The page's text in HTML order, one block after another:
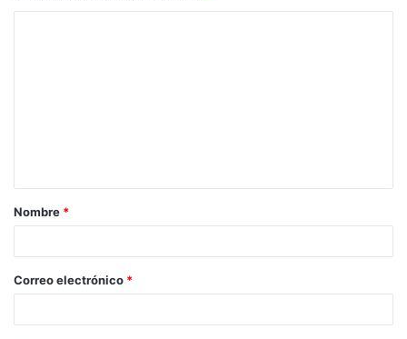
a
r
*
Nombre *
Correo electrónico *